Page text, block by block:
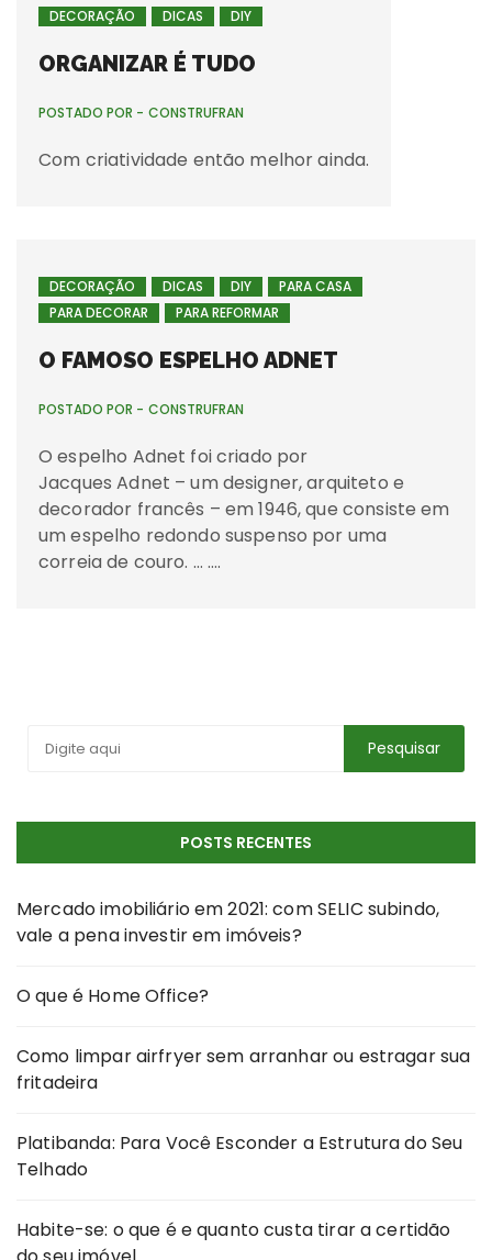
DECORAÇÃO DICAS DIY
ORGANIZAR É TUDO
POSTADO POR - CONSTRUFRAN
Com criatividade então melhor ainda.
DECORAÇÃO DICAS DIY
PARA CASA
PARA DECORAR
PARA REFORMAR
O FAMOSO ESPELHO ADNET
POSTADO POR - CONSTRUFRAN
O espelho Adnet foi criado por
Jacques Adnet – um designer, arquiteto e
decorador francês – em 1946, que consiste em
um espelho redondo suspenso por uma
correia de couro. … ….
POSTS RECENTES
Mercado imobiliário em 2021: com SELIC subindo,
vale a pena investir em imóveis?
O que é Home Office?
Como limpar airfryer sem arranhar ou estragar sua
fritadeira
Platibanda: Para Você Esconder a Estrutura do Seu
Telhado
Habite-se: o que é e quanto custa tirar a certidão